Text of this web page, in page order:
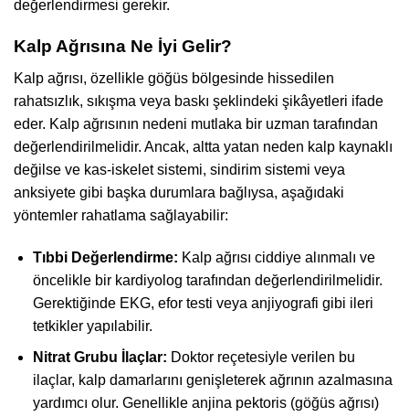
değerlendirmesi gerekir.
Kalp Ağrısına Ne İyi Gelir?
Kalp ağrısı, özellikle göğüs bölgesinde hissedilen
rahatsızlık, sıkışma veya baskı şeklindeki şikâyetleri ifade
eder. Kalp ağrısının nedeni mutlaka bir uzman tarafından
değerlendirilmelidir. Ancak, altta yatan neden kalp kaynaklı
değilse ve kas-iskelet sistemi, sindirim sistemi veya
anksiyete gibi başka durumlara bağlıysa, aşağıdaki
yöntemler rahatlama sağlayabilir:
Tıbbi Değerlendirme: Kalp ağrısı ciddiye alınmalı ve
öncelikle bir kardiyolog tarafından değerlendirilmelidir.
Gerektiğinde EKG, efor testi veya anjiyografi gibi ileri
tetkikler yapılabilir.
Nitrat Grubu İlaçlar: Doktor reçetesiyle verilen bu
ilaçlar, kalp damarlarını genişleterek ağrının azalmasına
yardımcı olur. Genellikle anjina pektoris (göğüs ağrısı)